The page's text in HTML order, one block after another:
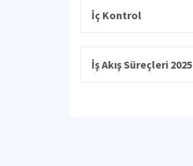
İç Kontrol
İş Akış Süreçleri 2025